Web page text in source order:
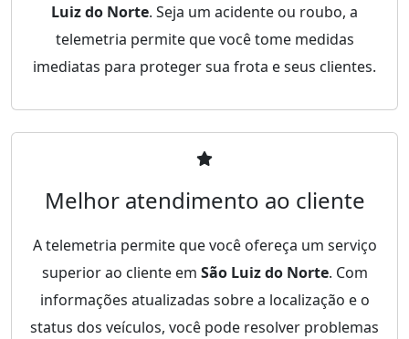
Luiz do Norte. Seja um acidente ou roubo, a
telemetria permite que você tome medidas
imediatas para proteger sua frota e seus clientes.
Melhor atendimento ao cliente
A telemetria permite que você ofereça um serviço
superior ao cliente em São Luiz do Norte. Com
informações atualizadas sobre a localização e o
status dos veículos, você pode resolver problemas